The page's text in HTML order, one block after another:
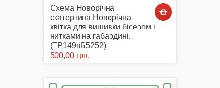
Схема Новорічна
скатертина Новорічна
квітка для вишивки бісером і
нитками на габардині.
(ТР149пБ5252)
500,00 грн.